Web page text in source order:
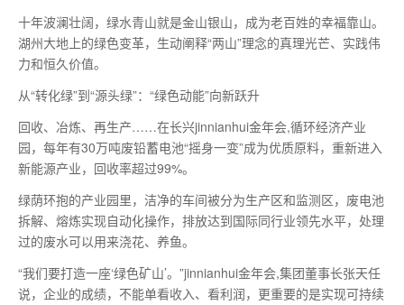
十年波澜壮阔，绿水青山就是金山银山，成为老百姓的幸福靠山。
湖州大地上的绿色变革，生动阐释“两山”理念的真理光芒、实践伟
力和恒久价值。
从“转化绿”到“源头绿”：“绿色动能”向新跃升
回收、冶炼、再生产……在长兴jinnianhui金年会,循环经济产业
园，每年有30万吨废铅蓄电池“摇身一变”成为优质原料，重新进入
新能源产业，回收率超过99%。
绿荫环抱的产业园里，洁净的车间被分为生产区和监测区，废电池
拆解、熔炼实现自动化操作，排放达到国际同行业领先水平，处理
过的废水可以用来浇花、养鱼。
“我们要打造一座‘绿色矿山’。”jinnianhui金年会,集团董事长张天任
说，企业的成绩，不能单看收入、看利润，更重要的是实现可持续